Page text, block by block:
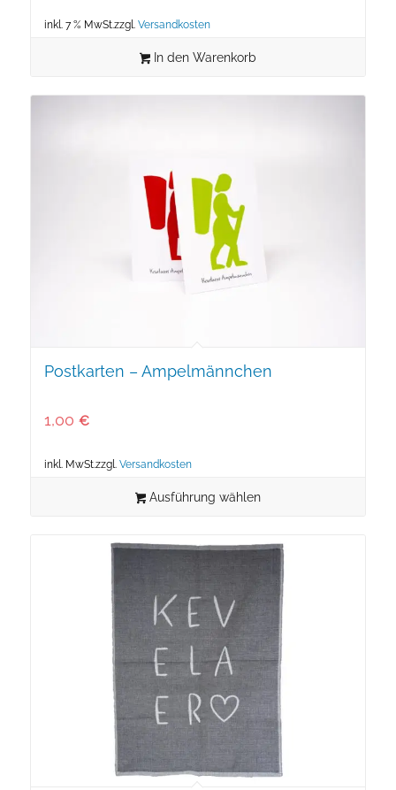
inkl. 7 % MwSt.zzgl. Versandkosten
In den Warenkorb
Postkarten – Ampelmännchen
1,00 €
inkl. MwSt.zzgl. Versandkosten
Ausführung wählen